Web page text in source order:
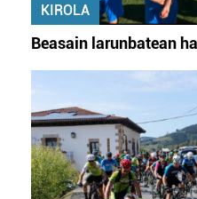
KIROLA
Beasain larunbatean